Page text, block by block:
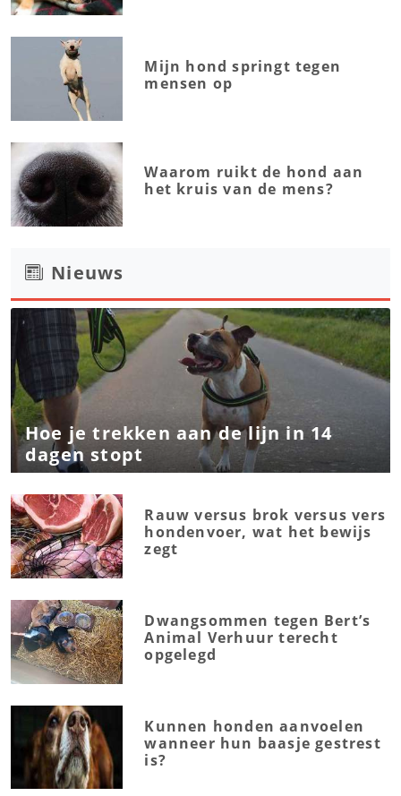
Mijn hond springt tegen
mensen op
Waarom ruikt de hond aan
het kruis van de mens?
Nieuws
Hoe je trekken aan de lijn in 14
dagen stopt
Rauw versus brok versus vers
hondenvoer, wat het bewijs
zegt
Dwangsommen tegen Bert’s
Animal Verhuur terecht
opgelegd
Kunnen honden aanvoelen
wanneer hun baasje gestrest
is?